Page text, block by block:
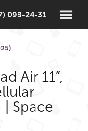
098-24-31
Air 11”,
Space